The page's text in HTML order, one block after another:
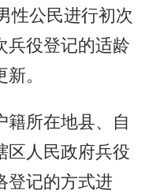
性公民进行初次
兵役登记的适龄
。
籍所在地县、自
区人民政府兵役
登记的方式进